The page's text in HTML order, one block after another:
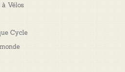
Vélos
Cycle